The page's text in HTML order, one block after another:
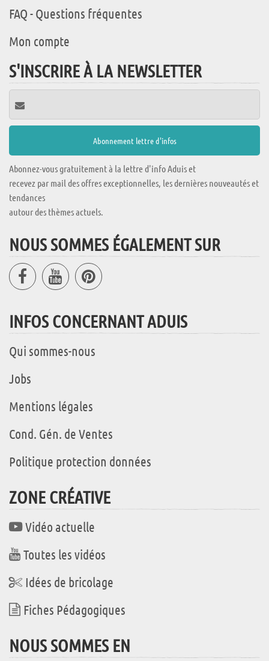
FAQ - Questions fréquentes
Mon compte
S'INSCRIRE À LA NEWSLETTER
Abonnez-vous gratuitement à la lettre d'info Aduis et
recevez par mail des offres exceptionnelles, les dernières nouveautés et
tendances
autour des thèmes actuels.
NOUS SOMMES ÉGALEMENT SUR
INFOS CONCERNANT ADUIS
Qui sommes-nous
Jobs
Mentions légales
Cond. Gén. de Ventes
Politique protection données
ZONE CRÉATIVE
Vidéo actuelle
Toutes les vidéos
Idées de bricolage
Fiches Pédagogiques
NOUS SOMMES EN